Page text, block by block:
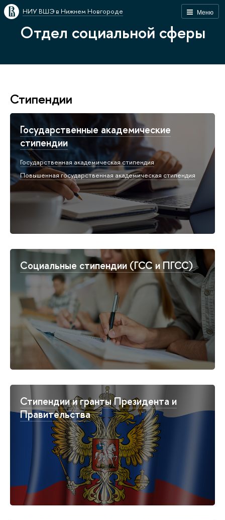
Меню
НИУ ВШЭ в Нижнем Новгороде
Отдел социальной сферы
Стипендии
Государственные академические
стипендии
Государственная академическая стипендия
Повышенная государственная академическая стипендия
Социальные стипендии (ГСС и ПГСС)
Стипендии и гранты Президента и
Правительства